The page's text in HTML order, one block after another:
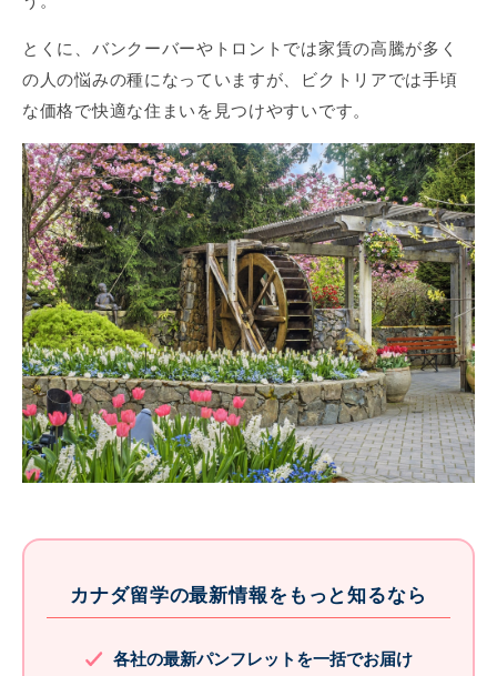
とくに、バンクーバーやトロントでは家賃の高騰が多く
の人の悩みの種になっていますが、ビクトリアでは手頃
な価格で快適な住まいを見つけやすいです。
カナダ留学の最新情報をもっと知るなら
各社の最新パンフレットを一括でお届け